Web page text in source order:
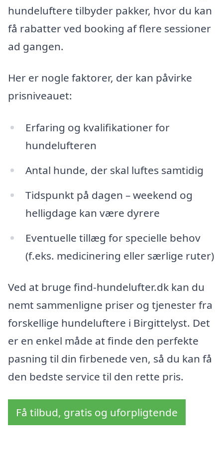
hundeluftere tilbyder pakker, hvor du kan
få rabatter ved booking af flere sessioner
ad gangen.
Her er nogle faktorer, der kan påvirke
prisniveauet:
Erfaring og kvalifikationer for
hundelufteren
Antal hunde, der skal luftes samtidig
Tidspunkt på dagen – weekend og
helligdage kan være dyrere
Eventuelle tillæg for specielle behov
(f.eks. medicinering eller særlige ruter)
Ved at bruge find-hundelufter.dk kan du
nemt sammenligne priser og tjenester fra
forskellige hundeluftere i Birgittelyst. Det
er en enkel måde at finde den perfekte
pasning til din firbenede ven, så du kan få
den bedste service til den rette pris.
Få tilbud, gratis og uforpligtende